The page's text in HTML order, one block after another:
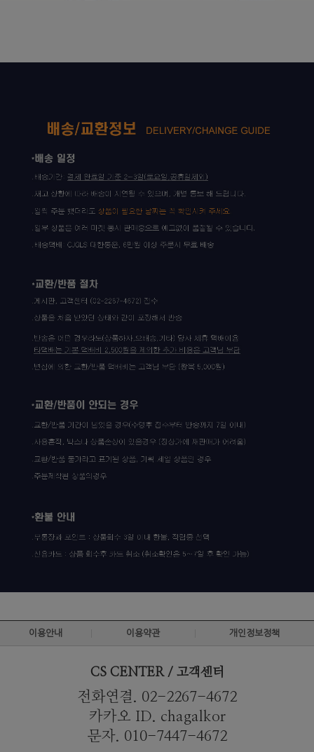
이용안내 이용약관 개인정보정책
CS CENTER / 고객센터
전화연결. 02-2267-4672
카카오 ID. chagalkor
문자. 010-7447-4672